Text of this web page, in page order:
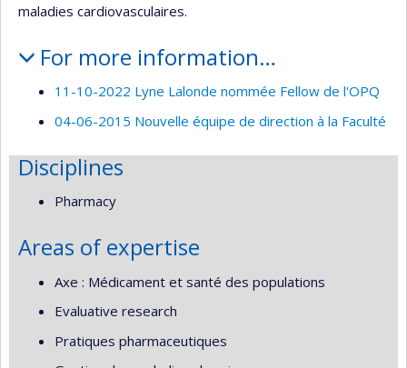
maladies cardiovasculaires.
For more information…
11-10-2022 Lyne Lalonde nommée Fellow de l'OPQ
04-06-2015 Nouvelle équipe de direction à la Faculté
Disciplines
Pharmacy
Areas of expertise
Axe : Médicament et santé des populations
Evaluative research
Pratiques pharmaceutiques